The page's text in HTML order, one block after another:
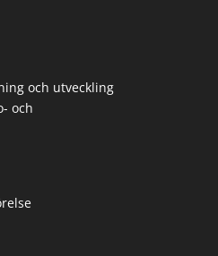
och utveckling
och